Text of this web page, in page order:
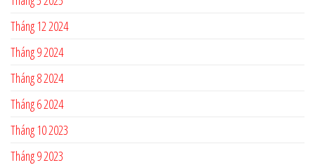
Tháng 12 2024
Tháng 9 2024
Tháng 8 2024
Tháng 6 2024
Tháng 10 2023
Tháng 9 2023